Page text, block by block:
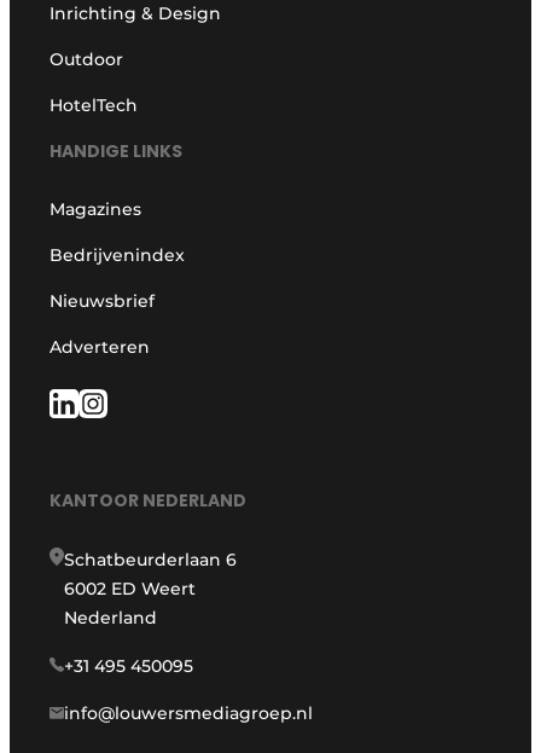
Inrichting & Design
Outdoor
HotelTech
HANDIGE LINKS
Magazines
Bedrijvenindex
Nieuwsbrief
Adverteren
KANTOOR NEDERLAND
Schatbeurderlaan 6
6002 ED Weert
Nederland
+31 495 450095
info@louwersmediagroep.nl